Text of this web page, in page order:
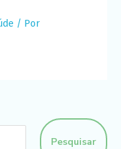
/ Por
Pesquisar